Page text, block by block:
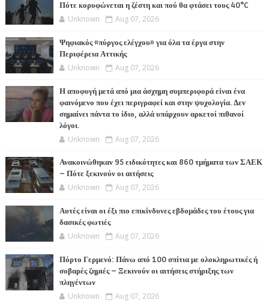
Πότε κορυφώνεται η ζέστη και πού θα φτάσει τους 40°C
Unknown Aug 07, 2026
Ψηφιακός «πύργος ελέγχου» για όλα τα έργα στην
Περιφέρεια Αττικής
Unknown Aug 07, 2026
Η αποφυγή μετά από μια άσχημη συμπεριφορά είναι ένα
φαινόμενο που έχει περιγραφεί και στην ψυχολογία. Δεν
σημαίνει πάντα το ίδιο, αλλά υπάρχουν αρκετοί πιθανοί
λόγοι.
Unknown Aug 07, 2026
Ανακοινώθηκαν 95 ειδικότητες και 860 τμήματα των ΣΑΕΚ
– Πότε ξεκινούν οι αιτήσεις
Unknown Aug 07, 2026
Αυτές είναι οι έξι πιο επικίνδυνες εβδομάδες του έτους για
δασικές φωτιές
Unknown Aug 07, 2026
Πόρτο Γερμενό: Πάνω από 100 σπίτια με ολοκληρωτικές ή
σοβαρές ζημιές – Ξεκινούν οι αιτήσεις στήριξης των
πληγέντων
Unknown Aug 07, 2026